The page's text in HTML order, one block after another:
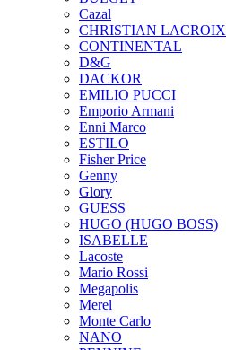
Cazal
CHRISTIAN LACROIX
CONTINENTAL
D&G
DACKOR
EMILIO PUCCI
Emporio Armani
Enni Marco
ESTILO
Fisher Price
Genny
Glory
GUESS
HUGO (HUGO BOSS)
ISABELLE
Lacoste
Mario Rossi
Megapolis
Merel
Monte Carlo
NANO